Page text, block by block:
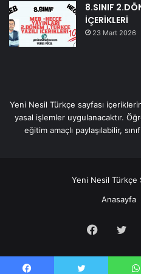
8.SINIF
İÇERİKLERİ
23 Mart 2026
Yeni Nesil Türkçe sayfası
yasal işlemler uygulanacaktır.
eğitim amaçlı paylaşılabilir,
Yeni Nesil Türkçe
Anasayfa